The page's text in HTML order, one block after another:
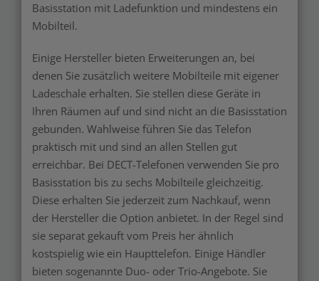
Basisstation mit Ladefunktion und mindestens ein
Mobilteil.
Einige Hersteller bieten Erweiterungen an, bei
denen Sie zusätzlich weitere Mobilteile mit eigener
Ladeschale erhalten. Sie stellen diese Geräte in
Ihren Räumen auf und sind nicht an die Basisstation
gebunden. Wahlweise führen Sie das Telefon
praktisch mit und sind an allen Stellen gut
erreichbar. Bei DECT-Telefonen verwenden Sie pro
Basisstation bis zu sechs Mobilteile gleichzeitig.
Diese erhalten Sie jederzeit zum Nachkauf, wenn
der Hersteller die Option anbietet. In der Regel sind
sie separat gekauft vom Preis her ähnlich
kostspielig wie ein Haupttelefon. Einige Händler
bieten sogenannte Duo- oder Trio-Angebote. Sie